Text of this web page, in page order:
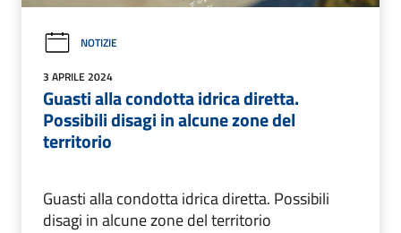
NOTIZIE
3 APRILE 2024
Guasti alla condotta idrica diretta.
Possibili disagi in alcune zone del
territorio
Guasti alla condotta idrica diretta. Possibili
disagi in alcune zone del territorio